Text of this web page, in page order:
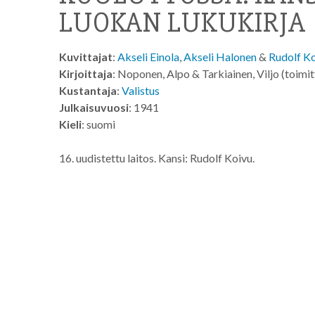
LUOKAN LUKUKIRJA
Kuvittajat: Akseli Einola,Akseli Halonen& Rudolf
Kirjoittaja: Noponen, Alpo & Tarkiainen, Viljo
Kustantaja: Valistus
Julkaisuvuosi: 1941
Kieli: suomi
16. uudistettu laitos. Kansi: Rudolf Koivu.